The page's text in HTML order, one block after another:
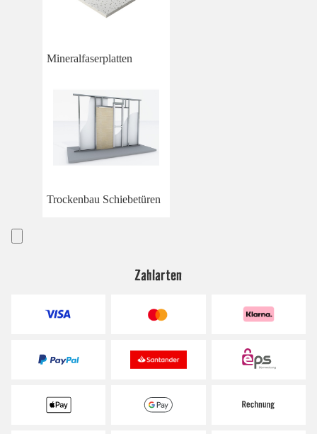
Mineralfaserplatten
Trockenbau Schiebetüren
Zahlarten